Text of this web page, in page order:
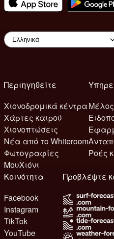
Περιηγηθείτε
Χιονοδρομικά κέντρα
Χάρτες καιρού
Χιονοπτώσεις
Νέα από το Whiteroom
Φωτογραφίες
ΜουΧιόνι
Μέλος
Ροές
Κοινότητα
Facebook
Instagram
TikTok
YouTube
Προβλέψτε